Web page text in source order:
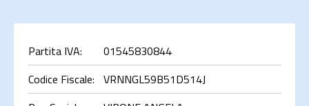
Partita IVA:
01545830844
Codice Fiscale: VRNNGL59B51D514J